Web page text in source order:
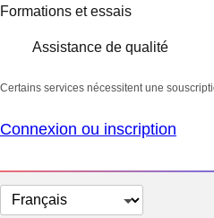
Formations et essais
Assistance de qualité
Certains services nécessitent une
Connexion ou inscription
Changer